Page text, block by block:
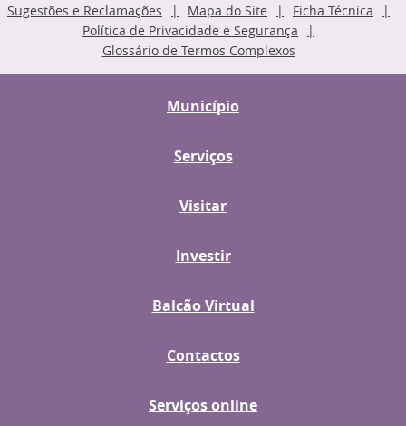
Sugestões e Reclamações Mapa do Site
Ficha Técnica
Política de Privacidade e Segurança
Glossário de Termos Complexos
Município
Serviços
Visitar
Investir
Balcão Virtual
Contactos
Serviços online